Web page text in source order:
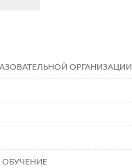
ОРГАНИЗАЦИИ